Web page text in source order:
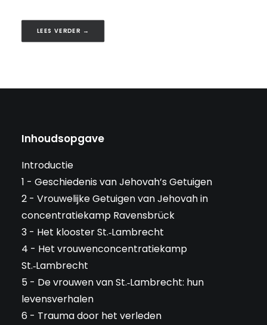
LEES VERDER →
Inhoudsopgave
Introductie
1 - Geschiedenis van Jehovah’s Getuigen
2 - Vrouwelijke Getuigen van Jehovah in
concentratiekamp Ravensbrück
3 - Het klooster St.‑Lambrecht
4 - Het vrouwenconcentratiekamp
St.‑Lambrecht
5 - De vrouwen van St.‑Lambrecht: hun
levensverhalen
6 - Trauma door het verleden